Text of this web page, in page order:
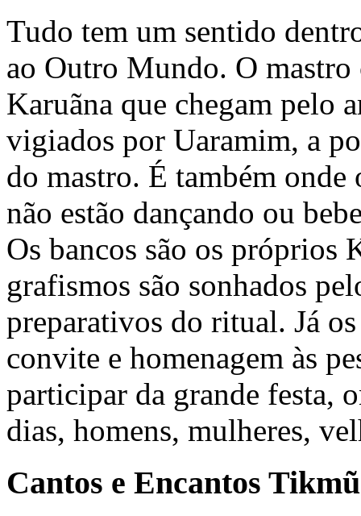
Tudo tem um sentido
ao Outro Mundo. O mastro
Karuãna que chegam pelo
vigiados por Uaramim, a
do mastro. É também onde
não estão dançando ou
Os bancos são os próprios
grafismos são sonhados
preparativos do ritual. Já
convite e homenagem às
participar da grande festa,
dias, homens, mulheres,
Cantos e Encantos